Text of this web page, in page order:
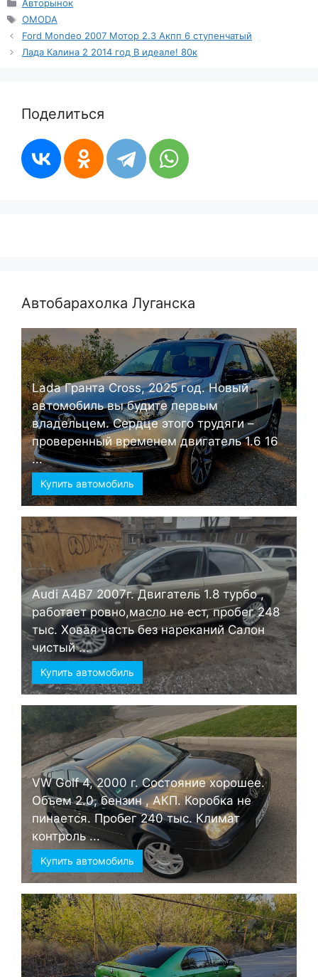
Авторынок
Метки
OMODA
Ford Mondeo 2007 Мотор 2.3 Акпп 6 ступенчатый
Лада Калина 2 2014 год В идеале! 80к
Поделиться
Автобарахолка Луганска
Lada Гранта Cross, 2025 год. Новый
автомобиль вы будите первым
владельцем. Сердце этого трудяги –
проверенный временем двигатель 1.6 16
...
Купить автомобиль
Audi А4B7 2007г. Двигатель 1.8 турбо ,
работает ровно,масло не ест, пробег 248
тыс. Ховая часть без нареканий Салон
чистый ...
Купить автомобиль
VW Golf 4, 2000 г. Состояние хорошее.
Объем 2.0, бензин , АКП. Коробка не
пинается. Пробег 240 тыс. Климат
контроль ...
Купить автомобиль